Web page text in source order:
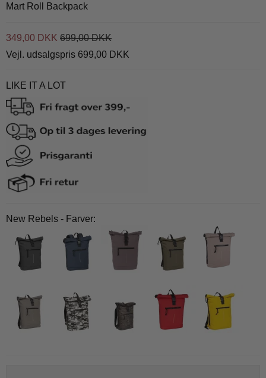
Mart Roll Backpack
349,00 DKK 699,00 DKK
Vejl. udsalgspris 699,00 DKK
LIKE IT A LOT
New Rebels - Farver: